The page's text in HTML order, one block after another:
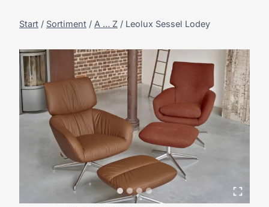
Start / Sortiment / A … Z / Leolux Sessel Lodey